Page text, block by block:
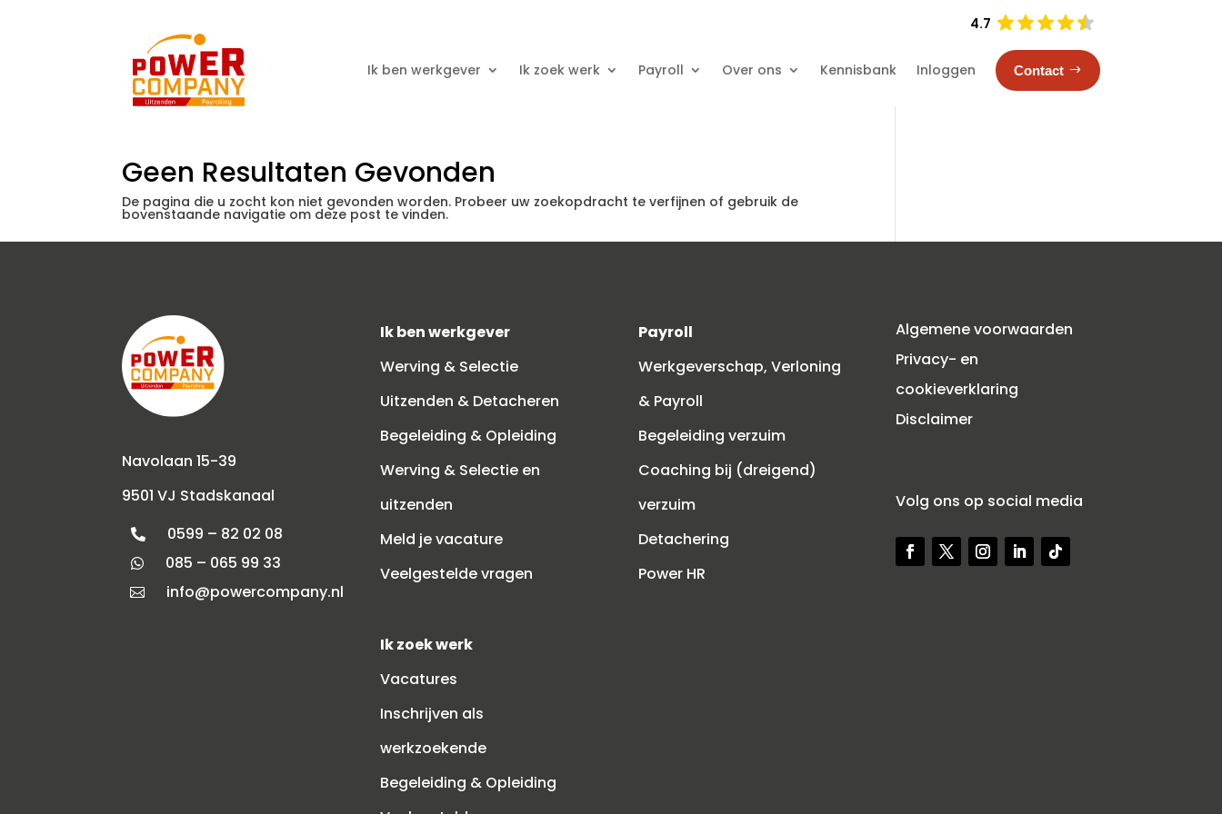
4.7
Ik ben werkgever Ik zoek werk Payroll Over ons Kennisbank Inloggen Contact
Geen Resultaten Gevonden
De pagina die u zocht kon niet gevonden worden. Probeer uw zoekopdracht te verfijnen of gebruik de
bovenstaande navigatie om deze post te vinden.
Navolaan 15-39
9501 VJ Stadskanaal
 0599 – 82 02 08
 085 – 065 99 33
 info@powercompany.nl
Ik ben werkgever
Werving & Selectie
Uitzenden & Detacheren
Begeleiding & Opleiding
Werving & Selectie en
uitzenden
Meld je vacature
Veelgestelde vragen
Ik zoek werk
Vacatures
Inschrijven als
werkzoekende
Begeleiding & Opleiding
Payroll
Werkgeverschap, Verloning
& Payroll
Begeleiding verzuim
Coaching bij (dreigend)
verzuim
Detachering
Power HR
Algemene voorwaarden
Privacy- en
cookieverklaring
Disclaimer
Volg ons op social media